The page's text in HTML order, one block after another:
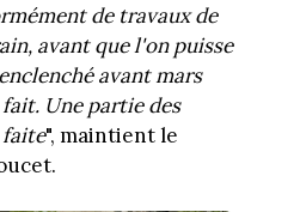
de travaux de
avant que l'on puisse
avant mars
Une partie des
faite", maintient le